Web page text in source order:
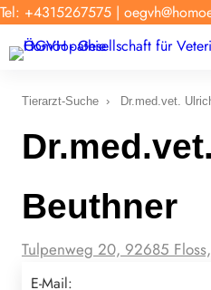
Tel: +4315267575 |
Tierarzt-Suche
Forschung
News
Links
Tierarzt-Suche › Dr.med.vet.
Beuthner
Tulpenweg 20, 92685
E-Mail: